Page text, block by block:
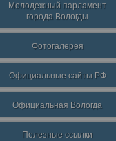
Молодежный парламент
города Вологды
Фотогалерея
Официальные сайты РФ
Официальная Вологда
Полезные ссылки